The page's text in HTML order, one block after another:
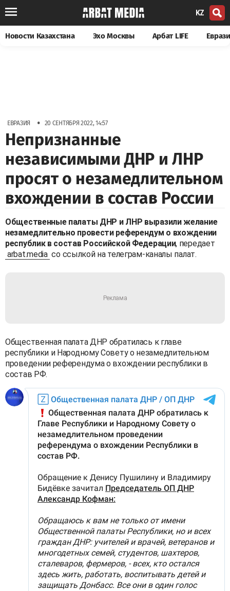
KZ
Новости Казахстана Эхо Москвы Арбат LIFE
ЕВРАЗИЯ • 20 СЕНТЯБРЯ 2022, 14:57
Непризнанные
независимыми ДНР и ЛНР
просят о незамедлительном
вхождении в состав России
Общественные палаты ДНР и ЛНР выразили желание
незамедлительно провести референдум о вхождении
республик в состав Российской Федерации, передает
arbat.media со ссылкой на телеграм-каналы палат.
Общественная палата ДНР обратилась к главе
республики и Народному Совету о незамедлительном
проведении референдума о вхождении республики в
состав РФ.